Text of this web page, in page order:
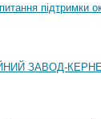
підтримки
ЗАВОД-КЕРНЕЛ